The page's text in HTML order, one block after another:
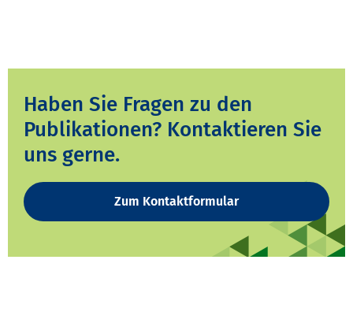
Haben Sie Fragen zu den
Publikationen? Kontaktieren Sie
uns gerne.
Zum Kontaktformular